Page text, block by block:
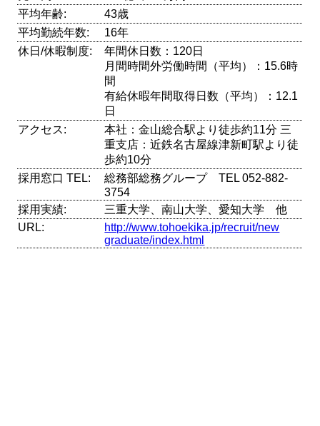
平均年齢:
43歳
平均勤続年数:
16年
休日/休暇制度:
年間休日数：120日
月間時間外労働時間（平均）：15.6時
間
有給休暇年間取得日数（平均）：12.1
日
アクセス:
本社：金山総合駅より徒歩約11分 三
重支店：近鉄名古屋線津新町駅より徒
歩約10分
採用窓口 TEL:
総務部総務グループ TEL 052-882-
3754
採用実績:
三重大学、南山大学、愛知大学 他
URL:
http://www.tohoekika.jp/recruit/new
graduate/index.html